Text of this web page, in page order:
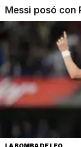
Messi posó con